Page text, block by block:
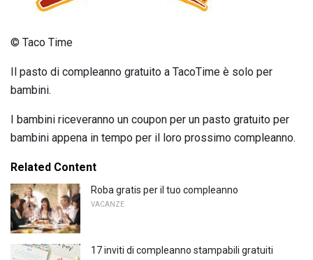
© Taco Time
Il pasto di compleanno gratuito a TacoTime è solo per
bambini.
I bambini riceveranno un coupon per un pasto gratuito per
bambini appena in tempo per il loro prossimo compleanno.
Related Content
Roba gratis per il tuo compleanno
VACANZE
17 inviti di compleanno stampabili gratuiti